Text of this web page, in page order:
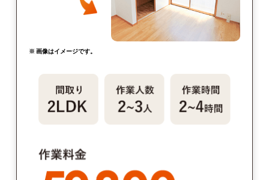
※ 画像はイメージです。